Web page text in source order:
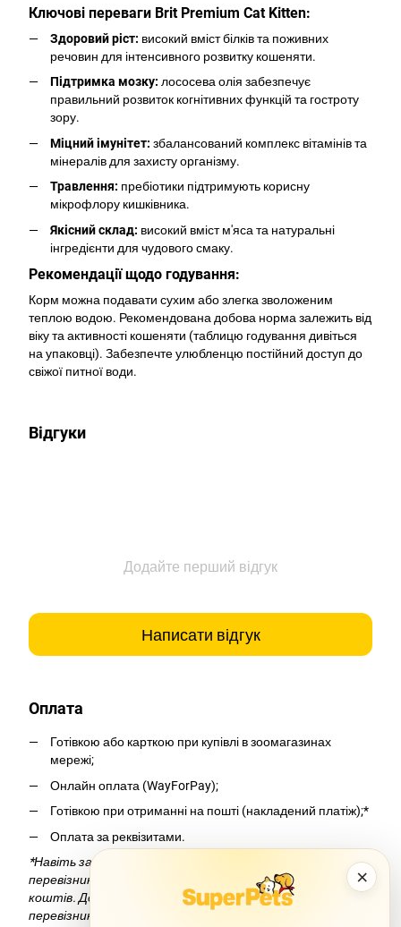
×
Ключові переваги Brit Premium Cat Kitten:
Здоровий ріст: високий вміст білків та поживних
речовин для інтенсивного розвитку кошеняти.
Підтримка мозку: лососева олія забезпечує
правильний розвиток когнітивних функцій та гостроту
зору.
Міцний імунітет: збалансований комплекс вітамінів та
мінералів для захисту організму.
Травлення: пребіотики підтримують корисну
мікрофлору кишківника.
Якісний склад: високий вміст м'яса та натуральні
інгредієнти для чудового смаку.
Рекомендації щодо годування:
Корм можна подавати сухим або злегка зволоженим
теплою водою. Рекомендована добова норма залежить від
віку та активності кошеняти (таблицю годування дивіться
на упаковці). Забезпечте улюбленцю постійний доступ до
свіжої питної води.
Відгуки
Додайте перший відгук
Написати відгук
Оплата
Готівкою або карткою при купівлі в зоомагазинах
мережі;
Онлайн оплата (WayForPay);
Готівкою при отриманні на пошті (накладений платіж);*
Оплата за реквізитами.
*Навіть за умови безкоштовної доставки компанія-
перевізник додасть комісію за переказ
коштів. Докладніше можна дізнатися на сайті компанії-
перевізника.